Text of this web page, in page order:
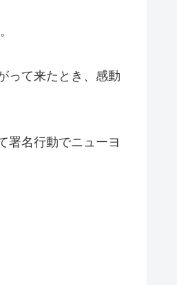
って来たとき、感動
署名行動でニューヨ